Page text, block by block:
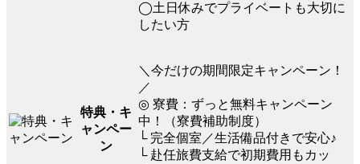
◯土日休みでプライベートも大切に
したい方
特典・キ
ャンペー
ン
＼今だけの期間限定キャンペーン！
／
◎ 寮費：ずっと無料キャンペーン
中！（寮費補助制度）
└ 完全個室／生活備品付きで安心♪
└ 赴任旅費支給で初期費用もカッ